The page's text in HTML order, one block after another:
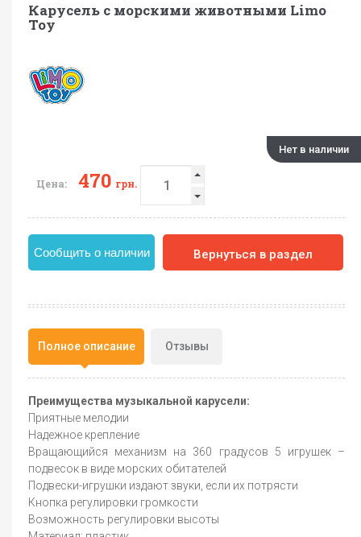
Карусель с морскими животными Limo
Toy
Нет в наличии
Цена: 470 грн.
Сообщить о наличии Вернуться в раздел
Полное описание Отзывы
Преимущества музыкальной карусели:
Приятные мелодии
Надежное крепление
Вращающийся механизм на 360 градусов 5 игрушек –
подвесок в виде морских обитателей
Подвески-игрушки издают звуки, если их потрясти
Кнопка регулировки громкости
Возможность регулировки высоты